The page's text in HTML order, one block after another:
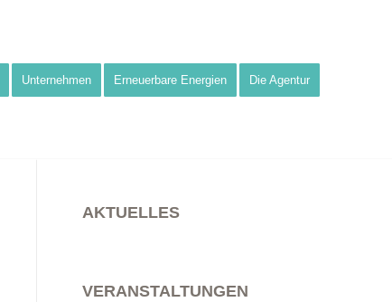
Unternehmen Erneuerbare Energien Die Agentur
AKTUELLES
VERANSTALTUNGEN